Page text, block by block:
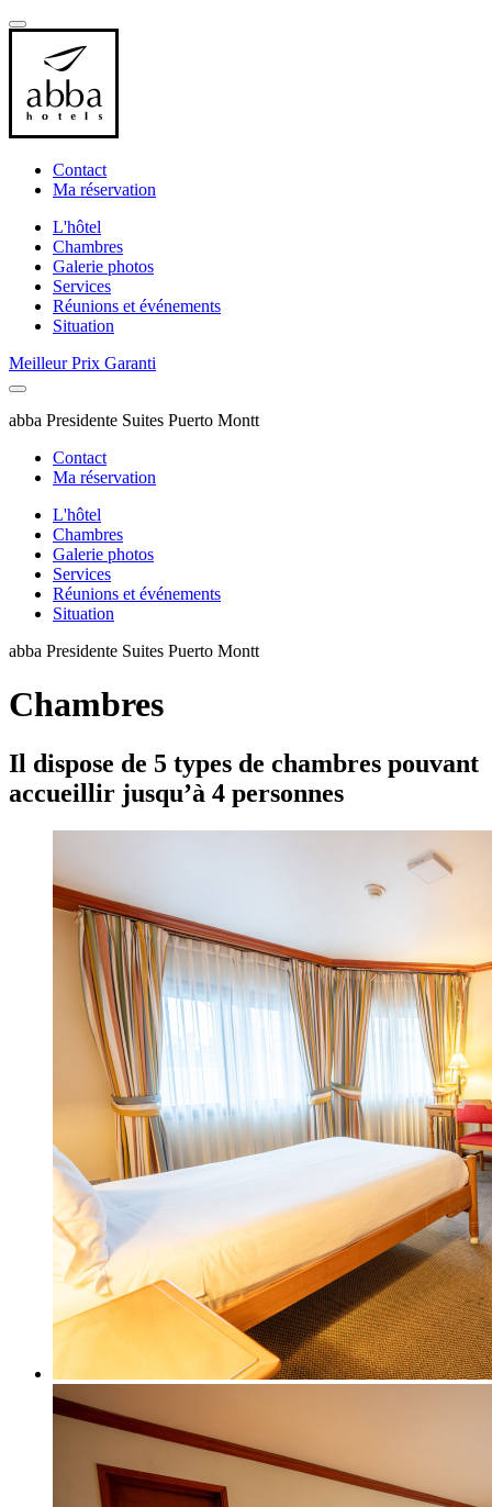
Contact
Ma réservation
L'hôtel
Chambres
Galerie photos
Services
Réunions et événements
Situation
Meilleur Prix Garanti
abba Presidente Suites Puerto Montt
Contact
Ma réservation
L'hôtel
Chambres
Galerie photos
Services
Réunions et événements
Situation
abba Presidente Suites Puerto Montt
Chambres
Il dispose de 5 types de chambres pouvant
accueillir jusqu’à 4 personnes